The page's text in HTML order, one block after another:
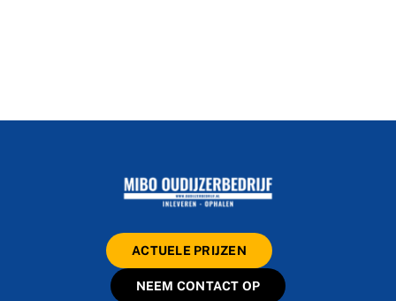
ACTUELE PRIJZEN
NEEM CONTACT OP